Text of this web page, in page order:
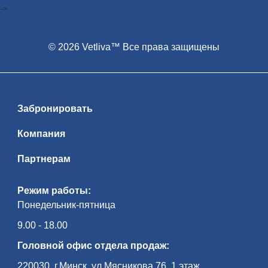
Режим работы:
Понедельник-пятница
9.00 - 18.00
Головной офис отдела продаж:
220030, г.Минск, ул.Мясникова 76, 1 этаж
Забронировать
Компания
Партнерам
© 2026 Vetliva™ Все права защищены
-->